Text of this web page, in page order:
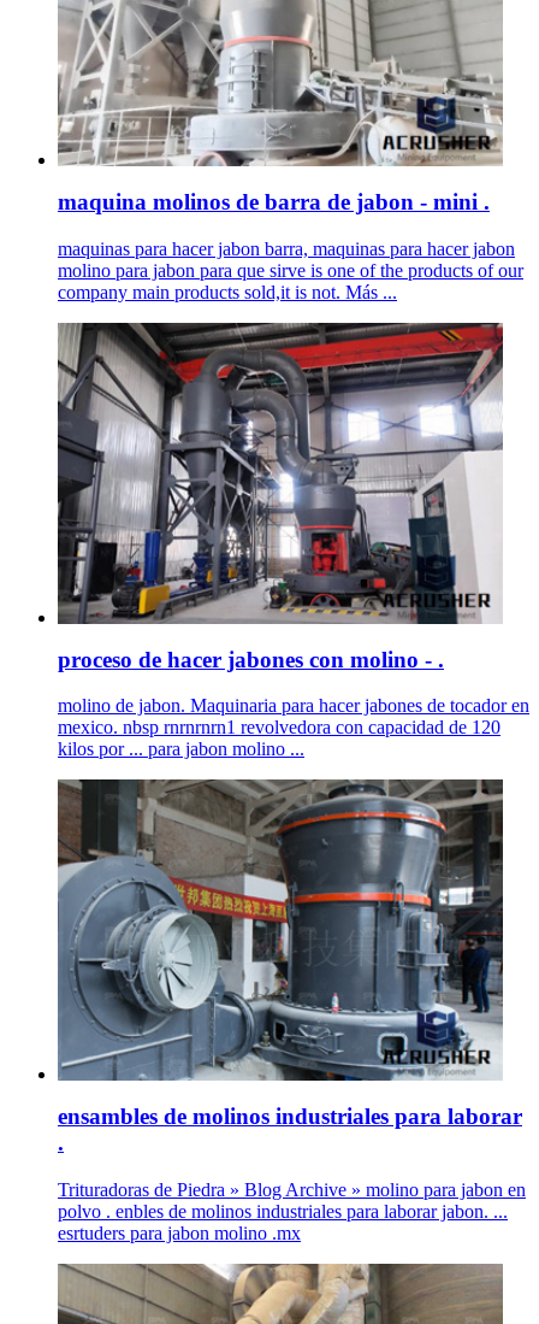
maquina molinos de barra de jabon - mini .
maquinas para hacer jabon barra, maquinas para hacer jabon
molino para jabon para que sirve is one of the products of our
company main products sold,it is not. Más ...
proceso de hacer jabones con molino - .
molino de jabon. Maquinaria para hacer jabones de tocador en
mexico. nbsp rnrnrnrn1 revolvedora con capacidad de 120
kilos por ... para jabon molino ...
ensambles de molinos industriales para laborar
.
Trituradoras de Piedra » Blog Archive » molino para jabon en
polvo . enbles de molinos industriales para laborar jabon. ...
esrtuders para jabon molino .mx